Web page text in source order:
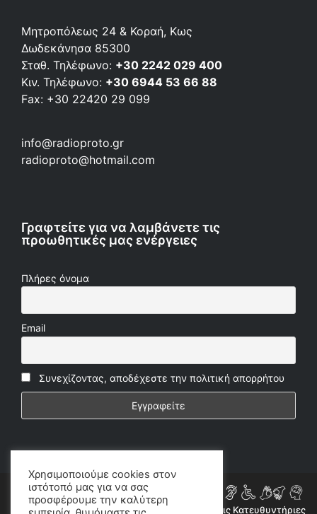
Μητροπόλεως 24 & Κοραή, Κως
Δωδεκάνησα 85300
Σταθ. Τηλέφωνο: +30 2242 029 400
Κιν. Τηλέφωνο: +30 6944 53 66 88
Fax: +30 22420 29 099
info@radioproto.gr
radioproto@hotmail.com
Γραφτείτε για να λαμβάνετε τις
προωθητικές μας ενέργειες
Πλήρες όνομα
Email
Συνεχίζοντας, αποδέχεστε την πολιτική απορρήτου
Η ιστοσελίδα μας συμμορφώνεται εν μέρει με τις Κατευθυντήριες
Χρησιμοποιούμε cookies στον
ιστότοπό μας για να σας
προσφέρουμε την καλύτερη